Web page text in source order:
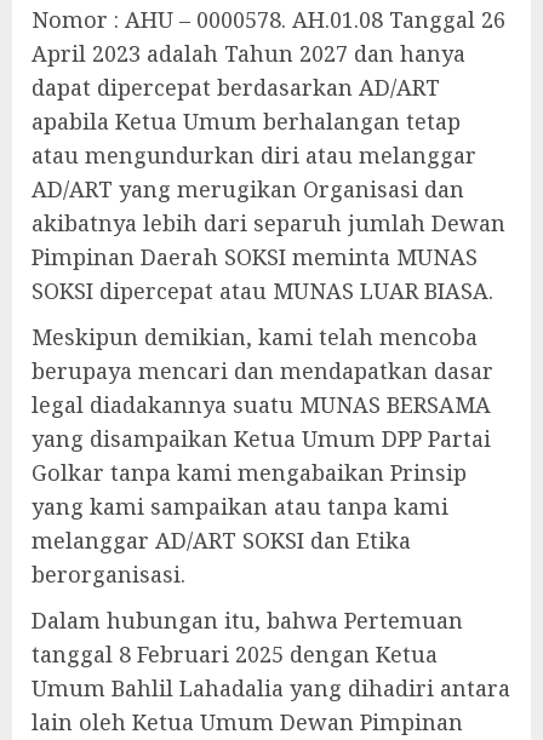
Nomor : AHU – 0000578. AH.01.08 Tanggal 26
April 2023 adalah Tahun 2027 dan hanya
dapat dipercepat berdasarkan AD/ART
apabila Ketua Umum berhalangan tetap
atau mengundurkan diri atau melanggar
AD/ART yang merugikan Organisasi dan
akibatnya lebih dari separuh jumlah Dewan
Pimpinan Daerah SOKSI meminta MUNAS
SOKSI dipercepat atau MUNAS LUAR BIASA.
Meskipun demikian, kami telah mencoba
berupaya mencari dan mendapatkan dasar
legal diadakannya suatu MUNAS BERSAMA
yang disampaikan Ketua Umum DPP Partai
Golkar tanpa kami mengabaikan Prinsip
yang kami sampaikan atau tanpa kami
melanggar AD/ART SOKSI dan Etika
berorganisasi.
Dalam hubungan itu, bahwa Pertemuan
tanggal 8 Februari 2025 dengan Ketua
Umum Bahlil Lahadalia yang dihadiri antara
lain oleh Ketua Umum Dewan Pimpinan